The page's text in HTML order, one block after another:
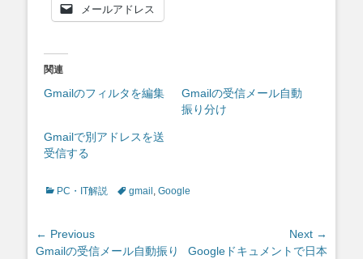
メールアドレス
関連
Gmailのフィルタを編集
Gmailの受信メール自動
振り分け
Gmailで別アドレスを送
受信する
Categories
PC・IT解説 Tagsgmail , Google
投
稿
← Previous
Previous
Gmailの受信メール自動振り
Next →
Next
Googleドキュメントで日本